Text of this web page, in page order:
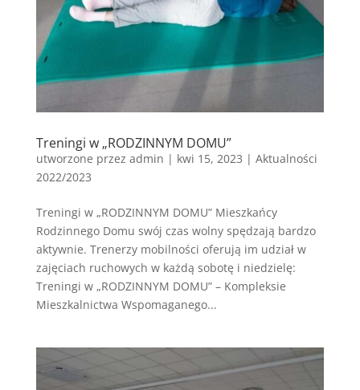
Treningi w „RODZINNYM DOMU”
utworzone przez admin | kwi 15, 2023 | Aktualności
2022/2023
Treningi w „RODZINNYM DOMU” Mieszkańcy
Rodzinnego Domu swój czas wolny spędzają bardzo
aktywnie. Trenerzy mobilności oferują im udział w
zajęciach ruchowych w każdą sobotę i niedzielę:
Treningi w „RODZINNYM DOMU” – Kompleksie
Mieszkalnictwa Wspomaganego...